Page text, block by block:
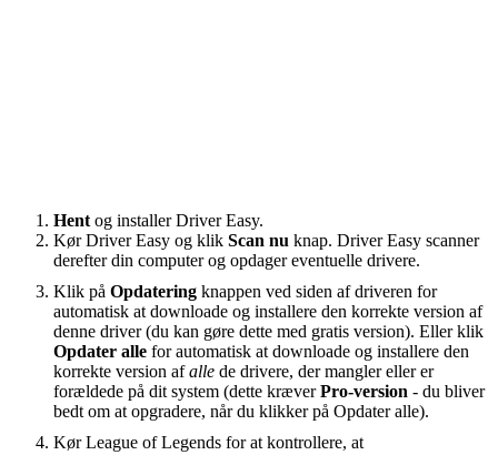
Hent og installer Driver Easy.
Kør Driver Easy og klik Scan nu knap. Driver Easy scanner
derefter din computer og opdager eventuelle drivere.
Klik på Opdatering knappen ved siden af ​​driveren for
automatisk at downloade og installere den korrekte version af
denne driver (du kan gøre dette med gratis version). Eller klik
Opdater alle for automatisk at downloade og installere den
korrekte version afalle de drivere, der mangler eller er
forældede på dit system (dette kræverPro-version - du bliver
bedt om at opgradere, når du klikker på Opdater alle).
Kør League of Legends for at kontrollere, at